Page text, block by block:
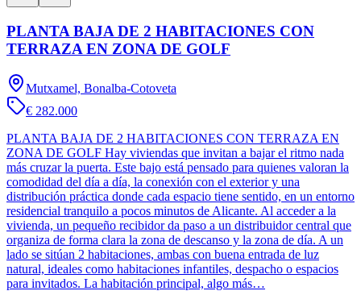
PLANTA BAJA DE 2 HABITACIONES CON
TERRAZA EN ZONA DE GOLF
Mutxamel, Bonalba-Cotoveta
€ 282.000
PLANTA BAJA DE 2 HABITACIONES CON TERRAZA EN
ZONA DE GOLF Hay viviendas que invitan a bajar el ritmo nada
más cruzar la puerta. Este bajo está pensado para quienes valoran la
comodidad del día a día, la conexión con el exterior y una
distribución práctica donde cada espacio tiene sentido, en un entorno
residencial tranquilo a pocos minutos de Alicante. Al acceder a la
vivienda, un pequeño recibidor da paso a un distribuidor central que
organiza de forma clara la zona de descanso y la zona de día. A un
lado se sitúan 2 habitaciones, ambas con buena entrada de luz
natural, ideales como habitaciones infantiles, despacho o espacios
para invitados. La habitación principal, algo más…